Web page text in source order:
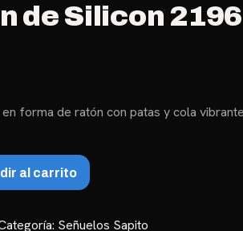
de Silicon 2196
forma de ratón con patas y cola
al carrito
Señuelos Sapito